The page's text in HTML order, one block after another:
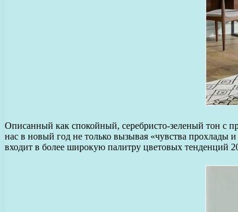
Описанный как спокойный, серебристо-зеленый тон с
нас в новый год не только вызывая «чувства прохлады
входит в более широкую палитру цветовых тенденций